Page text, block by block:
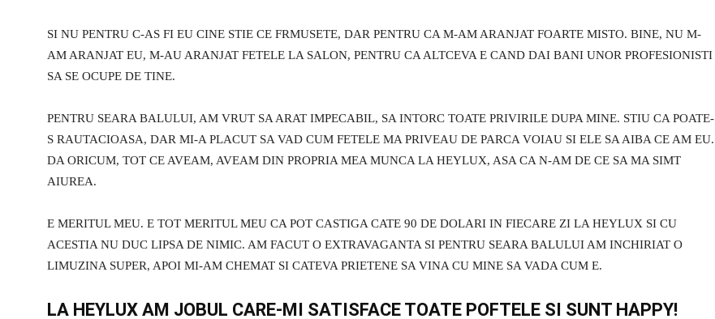
SI NU PENTRU C-AS FI EU CINE STIE CE FRMUSETE, DAR PENTRU CA M-AM ARANJAT FOARTE MISTO. BINE, NU M-
AM ARANJAT EU, M-AU ARANJAT FETELE LA SALON, PENTRU CA ALTCEVA E CAND DAI BANI UNOR PROFESIONISTI
SA SE OCUPE DE TINE.
PENTRU SEARA BALULUI, AM VRUT SA ARAT IMPECABIL, SA INTORC TOATE PRIVIRILE DUPA MINE. STIU CA POATE-
S RAUTACIOASA, DAR MI-A PLACUT SA VAD CUM FETELE MA PRIVEAU DE PARCA VOIAU SI ELE SA AIBA CE AM EU.
DA ORICUM, TOT CE AVEAM, AVEAM DIN PROPRIA MEA MUNCA LA HEYLUX, ASA CA N-AM DE CE SA MA SIMT
AIUREA.
E MERITUL MEU. E TOT MERITUL MEU CA POT CASTIGA CATE 90 DE DOLARI IN FIECARE ZI LA HEYLUX SI CU
ACESTIA NU DUC LIPSA DE NIMIC. AM FACUT O EXTRAVAGANTA SI PENTRU SEARA BALULUI AM INCHIRIAT O
LIMUZINA SUPER, APOI MI-AM CHEMAT SI CATEVA PRIETENE SA VINA CU MINE SA VADA CUM E.
LA HEYLUX AM JOBUL CARE-MI SATISFACE TOATE POFTELE SI SUNT HAPPY!